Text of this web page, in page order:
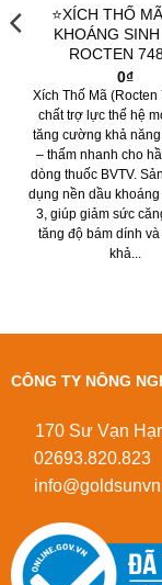
⭐XÍCH THỐ
KHOÁNG
ROCTEN
0₫
Xích Thố Mã (Rocten
chất trợ lực thế hệ
tăng cường khả năng
– thấm nhanh cho
dòng thuốc BVTV.
dụng nền dầu
3, giúp giảm sức
tăng độ bám dính và
khả...
CÔNG TY NÔNG
170 Sư Vạn
02693.820.823